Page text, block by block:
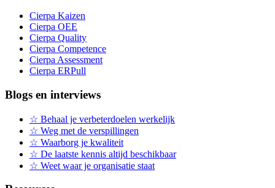
Cierpa Kaizen
Cierpa OEE
Cierpa Quality
Cierpa Competence
Cierpa Assessment
Cierpa ERPull
Blogs en interviews
☆ Behaal je verbeterdoelen werkelijk
☆ Weg met de verspillingen
☆ Waarborg je kwaliteit
☆ De laatste kennis altijd beschikbaar
☆ Weet waar je organisatie staat